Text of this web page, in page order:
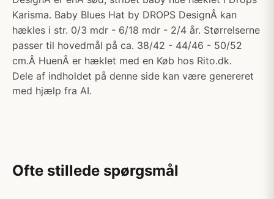
Karisma. Baby Blues Hat by DROPS DesignÂ kan
hækles i str. 0/3 mdr - 6/18 mdr - 2/4 år. Størrelserne
passer til hovedmål på ca. 38/42 - 44/46 - 50/52
cm.Â HuenÂ er hæklet med en Køb hos Rito.dk.
Dele af indholdet på denne side kan være genereret
med hjælp fra AI.
Ofte stillede spørgsmål